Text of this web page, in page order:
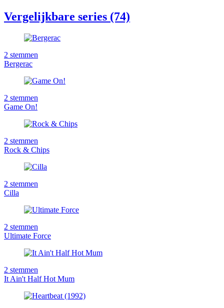
Vergelijkbare series (74)
2 stemmen
Bergerac
2 stemmen
Game On!
2 stemmen
Rock & Chips
2 stemmen
Cilla
2 stemmen
Ultimate Force
2 stemmen
It Ain't Half Hot Mum